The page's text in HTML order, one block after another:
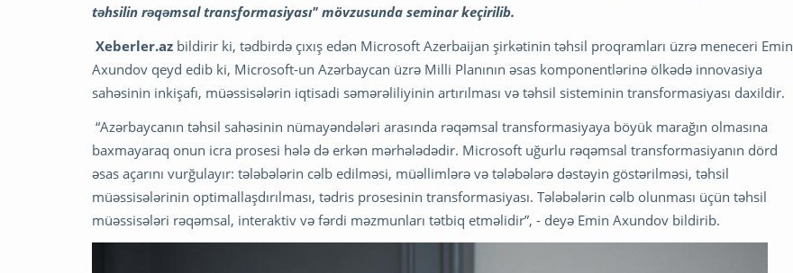
təhsilin rəqəmsal transformasiyası" mövzusunda seminar keçirilib.
Xeberler.az bildirir ki, tədbirdə çıxış edən Microsoft Azerbaijan şirkətinin təhsil proqramları üzrə meneceri Emin
Axundov qeyd edib ki, Microsoft-un Azərbaycan üzrə Milli Planının əsas komponentlərinə ölkədə innovasiya
sahəsinin inkişafı, müəssisələrin iqtisadi səmərəliliyinin artırılması və təhsil sisteminin transformasiyası daxildir.
“Azərbaycanın təhsil sahəsinin nümayəndələri arasında rəqəmsal transformasiyaya böyük marağın olmasına
baxmayaraq onun icra prosesi hələ də erkən mərhələdədir. Microsoft uğurlu rəqəmsal transformasiyanın dörd
əsas açarını vurğulayır: tələbələrin cəlb edilməsi, müəllimlərə və tələbələrə dəstəyin göstərilməsi, təhsil
müəssisələrinin optimallaşdırılması, tədris prosesinin transformasiyası. Tələbələrin cəlb olunması üçün təhsil
müəssisələri rəqəmsal, interaktiv və fərdi məzmunları tətbiq etməlidir”, - deyə Emin Axundov bildirib.